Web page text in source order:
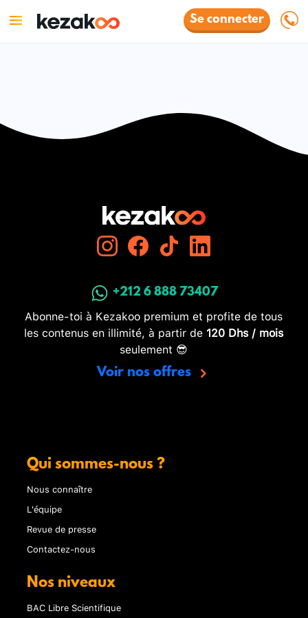
Se connecter
+212 6 888 73407
Abonne-toi à Kezakoo premium et profite de tous
les contenus en illimité, à partir de 120 Dhs / mois
seulement 😎
Voir nos offres
Qui sommes-nous ?
Nous connaître
L'équipe
Revue de presse
Contactez-nous
Nos niveaux
BAC Libre Scientifique